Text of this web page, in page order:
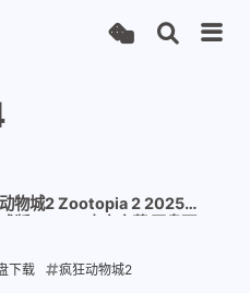
物城2 Zootopia 2 2025最
下载 疯狂动物城2